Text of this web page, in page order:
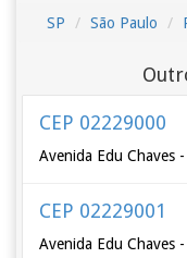
SP São Paulo
CEP 02229000
Avenida Edu Chaves
CEP 02229001
Avenida Edu Chaves